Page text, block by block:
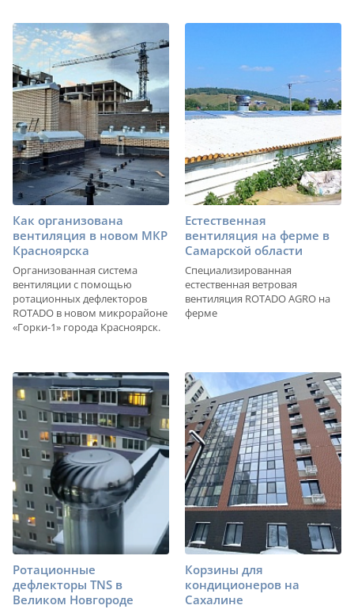
Как организована
вентиляция в новом МКР
Красноярска
Организованная система
вентиляции с помощью
ротационных дефлекторов
ROTADO в новом микрорайоне
«Горки-1» города Красноярск.
Естественная
вентиляция на ферме в
Самарской области
Специализированная
естественная ветровая
вентиляция ROTADO AGRO на
ферме
Ротационные
дефлекторы TNS в
Великом Новгороде
Корзины для
кондиционеров на
Сахалине